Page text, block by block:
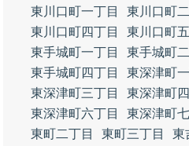
東川口町一丁目
東川口町
東川口町四丁目
東川口町
東手城町一丁目
東手城町
東手城町四丁目
東深津町
東深津町三丁目
東深津町
東深津町六丁目
東深津町
東町二丁目
東町三丁目 東